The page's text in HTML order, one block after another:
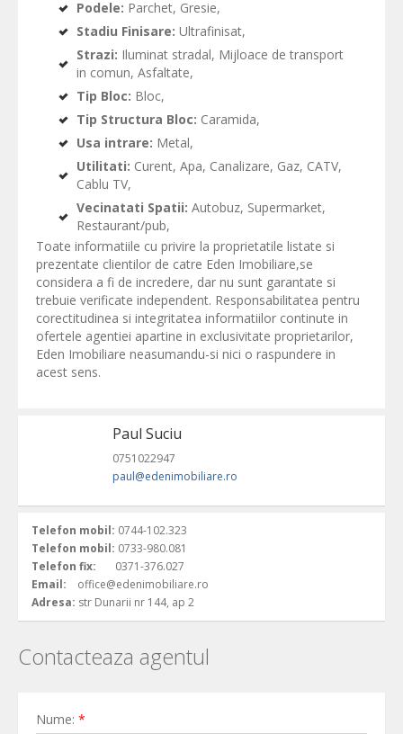
Podele: Parchet, Gresie,
Stadiu Finisare: Ultrafinisat,
Strazi: Iluminat stradal, Mijloace de transport
in comun, Asfaltate,
Tip Bloc: Bloc,
Tip Structura Bloc: Caramida,
Usa intrare: Metal,
Utilitati: Curent, Apa, Canalizare, Gaz, CATV,
Cablu TV,
Vecinatati Spatii: Autobuz, Supermarket,
Restaurant/pub,
Toate informatiile cu privire la proprietatile listate si
prezentate clientilor de catre Eden Imobiliare,se
considera a fi de incredere, dar nu sunt garantate si
trebuie verificate independent. Responsabilitatea pentru
corectitudinea si integritatea informatiilor continute in
ofertele agentiei apartine in exclusivitate proprietarilor,
Eden Imobiliare neasumandu-si nici o raspundere in
acest sens.
Paul Suciu
0751022947
paul@edenimobiliare.ro
Telefon mobil: 0744-102.323
Telefon mobil: 0733-980.081
Telefon fix: 0371-376.027
Email: office@edenimobiliare.ro
Adresa: str Dunarii nr 144, ap 2
Contacteaza agentul
Nume: *